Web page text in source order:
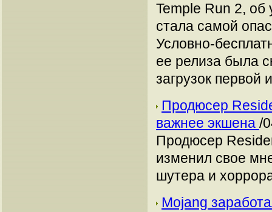
Temple Run 2, об
стала самой
Условно-
ее релиза была
загрузок первой
Продюсер
важнее экшена /
Продюсер
изменил свое
шутера и
Mojang